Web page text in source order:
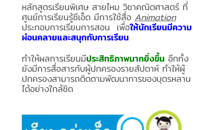
หลักสูตรเรียนพิเศษ สายไหม วิชาคณิตศาสตร์ ที่
ศูนย์การเรียนรู้ซีเอ็ด มีการใช้สื่อ Animation
ประกอบการเรียนการสอน เพื่อให้นักเรียนมีความ
ผ่อนคลายและสนุกกับการเรียน
ทำให้ผลการเรียนมีประสิทธิภาพมากยิ่งขึ้น อีกทั้ง
ยังมีการสื่อสารกับผู้ปกครองรายสัปดาห์ ทำให้ผู้
ปกครองสามารถติดตามพัฒนาการของบุตรหลาน
ได้อย่างใกล้ชิด